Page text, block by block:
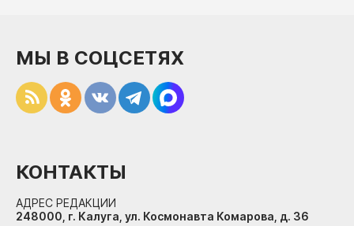
МЫ В СОЦСЕТЯХ
КОНТАКТЫ
АДРЕС РЕДАКЦИИ
248000, г. Калуга, ул. Космонавта Комарова, д. 36